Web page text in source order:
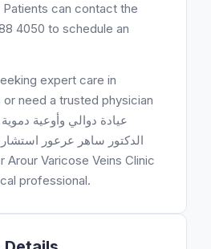
Patients can contact the
4050 to schedule an
expert care in
or need a trusted physician
الدكتور ساهر عرعور
professional.